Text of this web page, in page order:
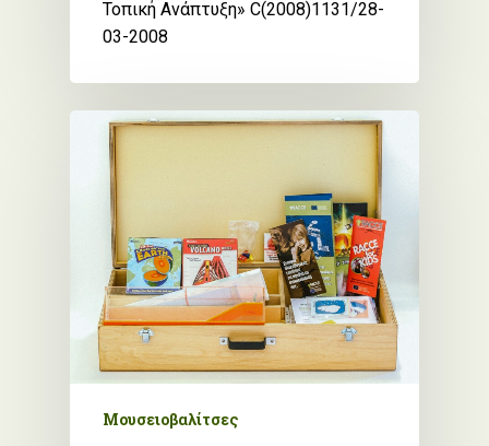
Τοπική Ανάπτυξη» C(2008)1131/28-
03-2008
Μουσειοβαλίτσες